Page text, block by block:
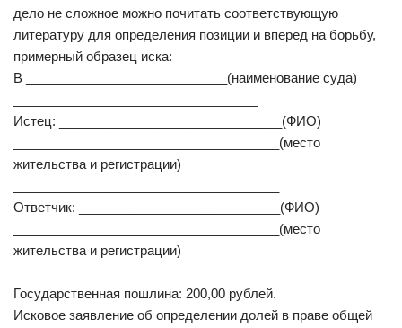
дело не сложное можно почитать соответствующую
литературу для определения позиции и вперед на борьбу,
примерный образец иска:
В ____________________________(наименование суда)
Истец: _______________________________(ФИО)
_____________________________________(место
жительства и регистрации)
Ответчик: ____________________________(ФИО)
_____________________________________(место
жительства и регистрации)
Государственная пошлина: 200,00 рублей.
Исковое заявление об определении долей в праве общей